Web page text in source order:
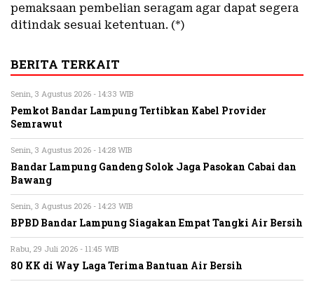
pemaksaan pembelian seragam agar dapat segera
ditindak sesuai ketentuan. (*)
BERITA TERKAIT
Senin, 3 Agustus 2026 - 14:33 WIB
Pemkot Bandar Lampung Tertibkan Kabel Provider
Semrawut
Senin, 3 Agustus 2026 - 14:28 WIB
Bandar Lampung Gandeng Solok Jaga Pasokan Cabai dan
Bawang
Senin, 3 Agustus 2026 - 14:23 WIB
BPBD Bandar Lampung Siagakan Empat Tangki Air Bersih
Rabu, 29 Juli 2026 - 11:45 WIB
80 KK di Way Laga Terima Bantuan Air Bersih